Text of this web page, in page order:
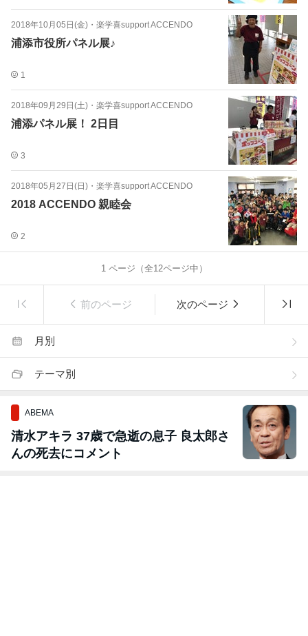
2018年10月05日(金) ・ 楽学喜support ACCENDO
浦添市役所パネル展♪
1
2018年09月29日(土) ・ 楽学喜support ACCENDO
浦添パネル展！ 2日目
3
2018年05月27日(日) ・ 楽学喜support ACCENDO
2018 ACCENDO 親睦会
2
1ページ（全12ページ中）
前のページ 次のページ
月別
テーマ別
ABEMA
清水アキラ 37歳で急逝の息子 良太郎さ
んの死去にコメント